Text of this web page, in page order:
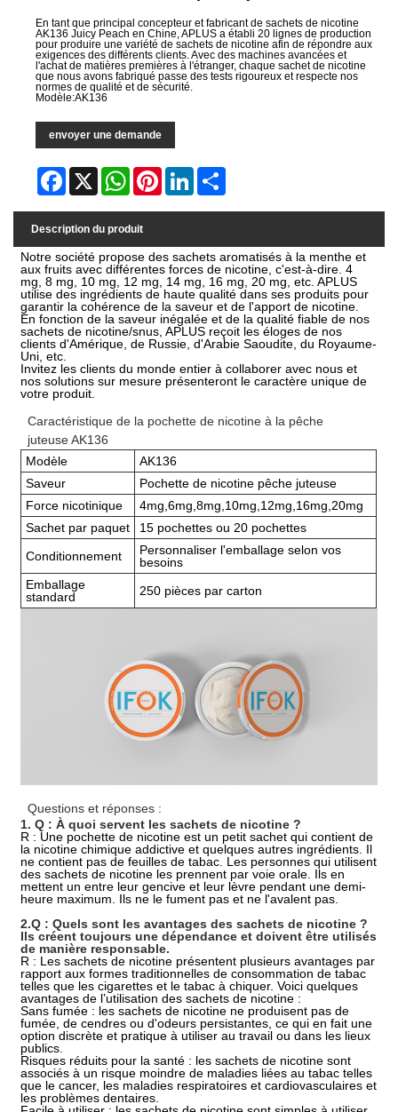
En tant que principal concepteur et fabricant de sachets de nicotine
AK136 Juicy Peach en Chine, APLUS a établi 20 lignes de production
pour produire une variété de sachets de nicotine afin de répondre aux
exigences des différents clients. Avec des machines avancées et
l'achat de matières premières à l'étranger, chaque sachet de nicotine
que nous avons fabriqué passe des tests rigoureux et respecte nos
normes de qualité et de sécurité.
Modèle:AK136
envoyer une demande
Facebook
X WhatsAppPinterestLinkedIn
Description du produit
Notre société propose des sachets aromatisés à la menthe et
aux fruits avec différentes forces de nicotine, c'est-à-dire. 4
mg, 8 mg, 10 mg, 12 mg, 14 mg, 16 mg, 20 mg, etc. APLUS
utilise des ingrédients de haute qualité dans ses produits pour
garantir la cohérence de la saveur et de l'apport de nicotine.
En fonction de la saveur inégalée et de la qualité fiable de nos
sachets de nicotine/snus, APLUS reçoit les éloges de nos
clients d'Amérique, de Russie, d'Arabie Saoudite, du Royaume-
Uni, etc.
Invitez les clients du monde entier à collaborer avec nous et
nos solutions sur mesure présenteront le caractère unique de
votre produit.
Caractéristique de la pochette de nicotine à la pêche
juteuse AK136
Modèle
AK136
Saveur
Pochette de nicotine pêche juteuse
Force nicotinique
4mg,6mg,8mg,10mg,12mg,16mg,20mg
Sachet par paquet
15 pochettes ou 20 pochettes
Conditionnement
Personnaliser l'emballage selon vos
besoins
Emballage
standard
250 pièces par carton
Questions et réponses :
1. Q : À quoi servent les sachets de nicotine ?
R : Une pochette de nicotine est un petit sachet qui contient de
la nicotine chimique addictive et quelques autres ingrédients. Il
ne contient pas de feuilles de tabac. Les personnes qui utilisent
des sachets de nicotine les prennent par voie orale. Ils en
mettent un entre leur gencive et leur lèvre pendant une demi-
heure maximum. Ils ne le fument pas et ne l'avalent pas.
2.Q : Quels sont les avantages des sachets de nicotine ?
Ils créent toujours une dépendance et doivent être utilisés
de manière responsable.
R : Les sachets de nicotine présentent plusieurs avantages par
rapport aux formes traditionnelles de consommation de tabac
telles que les cigarettes et le tabac à chiquer. Voici quelques
avantages de l’utilisation des sachets de nicotine :
Sans fumée : les sachets de nicotine ne produisent pas de
fumée, de cendres ou d'odeurs persistantes, ce qui en fait une
option discrète et pratique à utiliser au travail ou dans les lieux
publics.
Risques réduits pour la santé : les sachets de nicotine sont
associés à un risque moindre de maladies liées au tabac telles
que le cancer, les maladies respiratoires et cardiovasculaires et
les problèmes dentaires.